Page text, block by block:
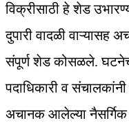
विक्रीसाठी हे शेड
दुपारी वादळी वाऱ्यासह
संपूर्ण शेड कोसळले.
पदाधिकारी व
अचानक आलेल्या नैसर्गिक